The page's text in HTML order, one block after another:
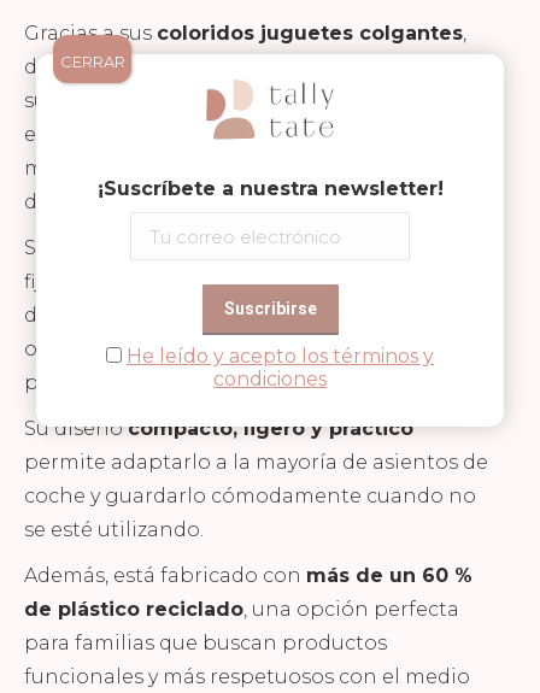
Gracias a sus coloridos juguetes colgantes
despierta la curiosidad del pequeño y estimula
sus sentidos mientras viaja cómodamente en
el asiento trasero. Una forma ideal de
mantenerle entretenido, relajado y feliz
durante desplazamientos cortos o largos.
Su
instalación es rápida y sencilla
fija fácilmente al reposacabezas del asiento
del coche. Además, su estructura estable
ofrece una sujeción segura para que el bebé
pueda jugar con total tranquilidad.
Su diseñocompacto, ligero y práctico
permite adaptarlo a la mayoría de asientos de
coche y guardarlo cómodamente cuando no
se esté utilizando.
Además, está fabricado con más de un 60 %
de plástico reciclado , una opción perfecta
para familias que buscan productos
funcionales y más respetuosos con el medio
¡Suscríbete a nuestra newsletter!
He leído y acepto los términos y
condiciones
CERRAR